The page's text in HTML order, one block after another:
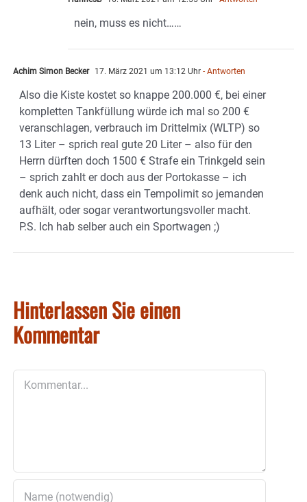
nein, muss es nicht……
Achim Simon Becker 17. März 2021 um 13:12 Uhr - Antworten
Also die Kiste kostet so knappe 200.000 €, bei einer
kompletten Tankfüllung würde ich mal so 200 €
veranschlagen, verbrauch im Drittelmix (WLTP) so
13 Liter – sprich real gute 20 Liter – also für den
Herrn dürften doch 1500 € Strafe ein Trinkgeld sein
– sprich zahlt er doch aus der Portokasse – ich
denk auch nicht, dass ein Tempolimit so jemanden
aufhält, oder sogar verantwortungsvoller macht.
P.S. Ich hab selber auch ein Sportwagen ;)
Hinterlassen Sie einen
Kommentar